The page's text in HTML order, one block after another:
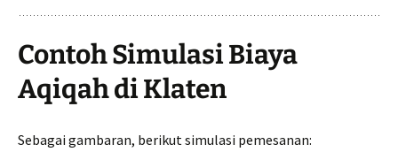
Contoh Simulasi Biaya
Aqiqah di Klaten
Sebagai gambaran, berikut simulasi pemesanan: